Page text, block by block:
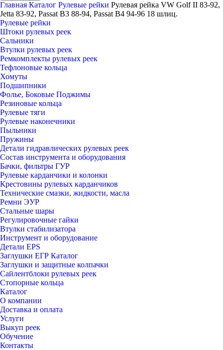
Главная Каталог Рулевые рейки Рулевая рейка VW Golf II 83-92,
Jetta 83-92, Passat B3 88-94, Passat B4 94-96 18 шлиц.
Рулевые рейки
Штоки рулевых реек
Сальники
Втулки рулевых реек
Ремкомплекты рулевых реек
Тефлоновые кольца
Хомуты
Подшипники
Фолье, Боковые Поджимы
Резиновые кольца
Рулевые тяги
Рулевые наконечники
Пыльники
Пружины
Детали гидравлических рулевых реек
Состав инструмента и оборудования
Бачки, фильтры ГУР
Рулевые карданчики и колонки
Крестовины рулевых карданчиков
Технические смазки, жидкости, масла
Ремни ЭУР
Стальные шары
Регулировочные гайки
Втулки стабилизатора
Инструмент и оборудование
Детали EPS
Заглушки ЕГР Каталог
Заглушки и защитные колпачки
Сайлентблоки рулевых реек
Стопорные кольца
Каталог
О компании
Доставка и оплата
Услуги
Выкуп реек
Обучение
Контакты